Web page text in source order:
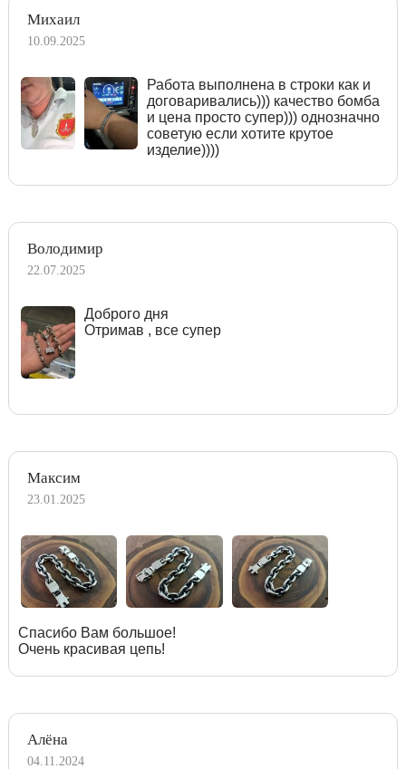
Михаил
10.09.2025
Работа выполнена в строки как и
договаривались))) качество бомба
и цена просто супер))) однозначно
советую если хотите крутое
изделие))))
Володимир
22.07.2025
Доброго дня
Отримав , все супер
Максим
23.01.2025
Спасибо Вам большое!
Очень красивая цепь!
Алёна
04.11.2024